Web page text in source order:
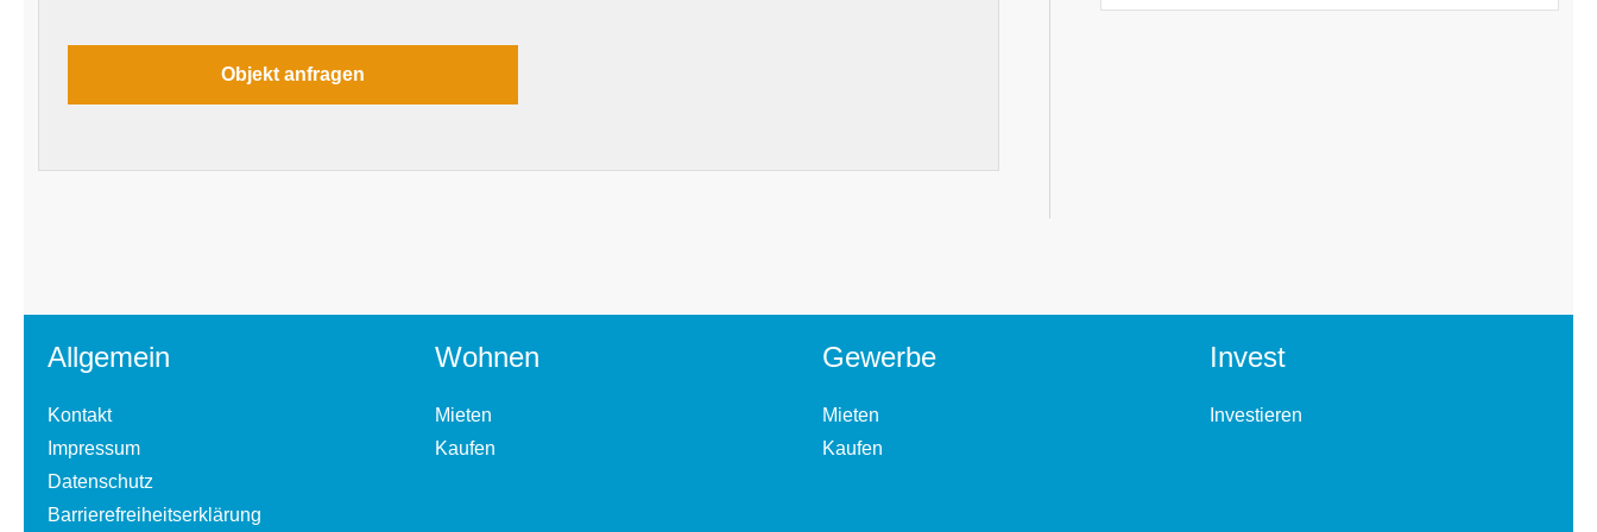
Allgemein
Kontakt
Impressum
Datenschutz
Barrierefreiheitserklärung
Wohnen
Mieten
Kaufen
Gewerbe
Mieten
Kaufen
Invest
Investieren